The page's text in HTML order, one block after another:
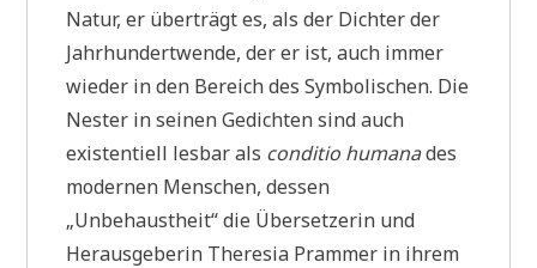
Natur, er überträgt es, als der Dichter der
Jahrhundertwende, der er ist, auch immer
wieder in den Bereich des Symbolischen. Die
Nester in seinen Gedichten sind auch
existentiell lesbar als conditio humanades
modernen Menschen, dessen
„Unbehaustheit“ die Übersetzerin und
Herausgeberin Theresia Prammer in ihrem